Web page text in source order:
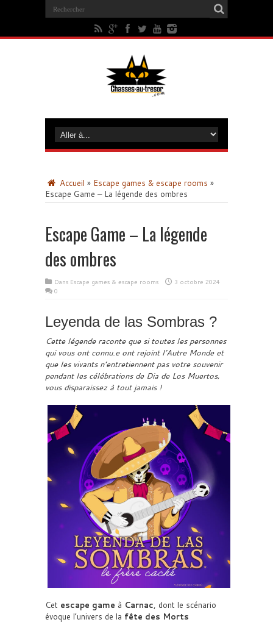
Accueil » Escape games & escape rooms »
Escape Game – La légende des ombres
Escape Game – La légende
des ombres
Dans Escape games & escape rooms
3 octobre 2024
0
Leyenda de las Sombras ?
Cette légende raconte que si toutes les personnes
qui vous ont connu.e ont rejoint l’Autre Monde et
que les vivants n’entretiennent pas votre souvenir
pendant les célébrations de Dia de Los Muertos,
vous disparaissez à tout jamais !
Cet escape game à Carnac, dont le scénario
évoque l’univers de la fête des Morts